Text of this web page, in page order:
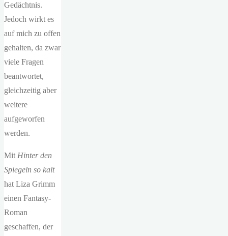
Gedächtnis.
Jedoch wirkt es
auf mich zu offen
gehalten, da zwar
viele Fragen
beantwortet,
gleichzeitig aber
weitere
aufgeworfen
werden.
Mit Hinter den
Spiegeln so kalt
hat Liza Grimm
einen Fantasy-
Roman
geschaffen, der